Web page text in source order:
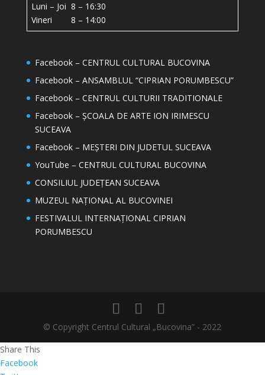
Luni – Joi 8 – 16:30
Vineri 8 – 14:00
Facebook – CENTRUL CULTURAL BUCOVINA
Facebook – ANSAMBLUL “CIPRIAN PORUMBESCU”
Facebook – CENTRUL CULTURII TRADITIONALE
Facebook – ȘCOALA DE ARTE ION IRIMESCU
SUCEAVA
Facebook – MEȘTERI DIN JUDETUL SUCEAVA
YouTube – CENTRUL CULTURAL BUCOVINA
CONSILIUL JUDEȚEAN SUCEAVA
MUZEUL NAȚIONAL AL BUCOVINEI
FESTIVALUL INTERNAȚIONAL CIPRIAN
PORUMBESCU
© Copyright Centrul Cultural „Bucovina” - 2022
Share This
Facebook